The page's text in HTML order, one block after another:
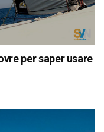
per saper usare